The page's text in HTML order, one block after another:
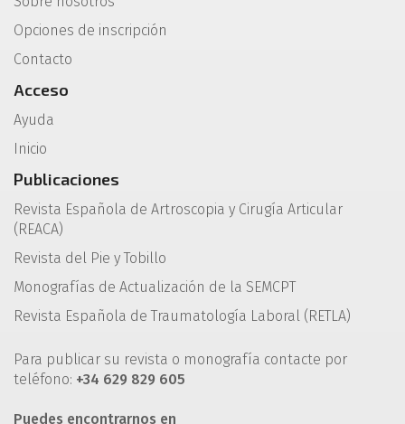
Opciones de inscripción
Contacto
Acceso
Ayuda
Inicio
Publicaciones
Revista Española de Artroscopia y Cirugía Articular
(REACA)
Revista del Pie y Tobillo
Monografías de Actualización de la SEMCPT
Revista Española de Traumatología Laboral (RETLA)
Para publicar su revista o monografía contacte por
teléfono: +34 629 829 605
Puedes encontrarnos en